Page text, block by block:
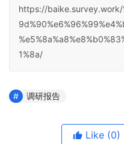
https://baike.survey.work/
1%8a/
调研报告
Like (0)